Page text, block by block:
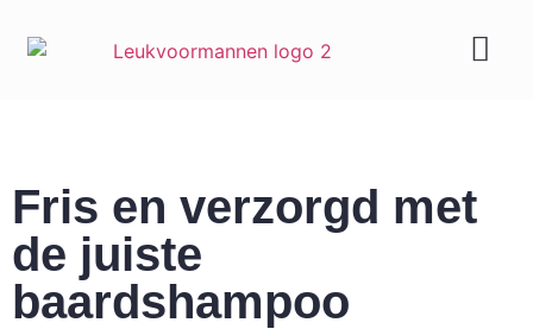
Fris en verzorgd met
de juiste
baardshampoo